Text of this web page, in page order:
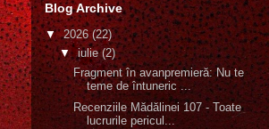
Blog Archive
▼2026(22)
▼iulie(2)
Fragment în avanpremieră: Nu te
teme de întuneric ...
Recenziile Mădălinei 107 - Toate
lucrurile pericul...